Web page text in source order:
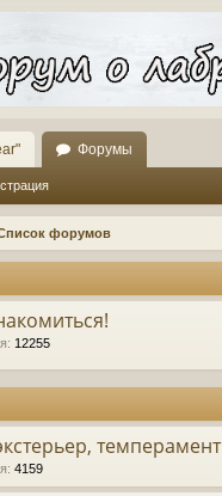
Форумы
форумов
: 12255
темперамент
: 4159